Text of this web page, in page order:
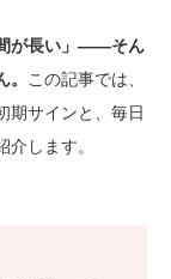
間が長い」――そん
この記事では、
期サインと、毎日
します。